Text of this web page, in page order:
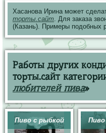
Хасанова Ирина может
торты.сайт. Для заказа
(Казань). Примеры подобных
Работы других
торты.сайт
любителей пива»
Пиво с рыбкой Пиво